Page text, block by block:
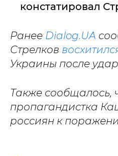
констатировал
Ранее Dialog.UA
Стрелков
Украины после
Также сообщалось,
пропагандистка
россиян к